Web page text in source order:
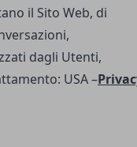
il Sito Web, di
dagli Utenti,
USA –